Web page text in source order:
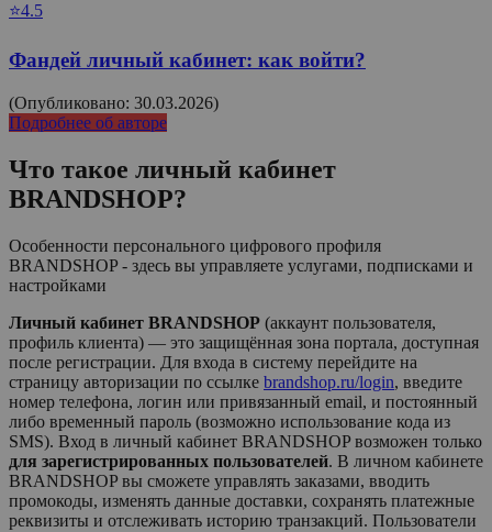
⭐4.5
Фандей личный кабинет: как войти?
(Опубликовано: 30.03.2026)
Подробнее об авторе
Что такое личный кабинет
BRANDSHOP?
Особенности персонального цифрового профиля
BRANDSHOP - здесь вы управляете услугами, подписками и
настройками
Личный кабинет BRANDSHOP (аккаунт пользователя,
профиль клиента) — это защищённая зона портала, доступная
после регистрации. Для входа в систему перейдите на
страницу авторизации по ссылке brandshop.ru/login, введите
номер телефона, логин или привязанный email, и постоянный
либо временный пароль (возможно использование кода из
SMS). Вход в личный кабинет BRANDSHOPвозможен только
для зарегистрированных пользователей. В личном кабинете
BRANDSHOPвы сможете управлять заказами, вводить
промокоды, изменять данные доставки, сохранять платежные
реквизиты и отслеживать историю транзакций. Пользователи